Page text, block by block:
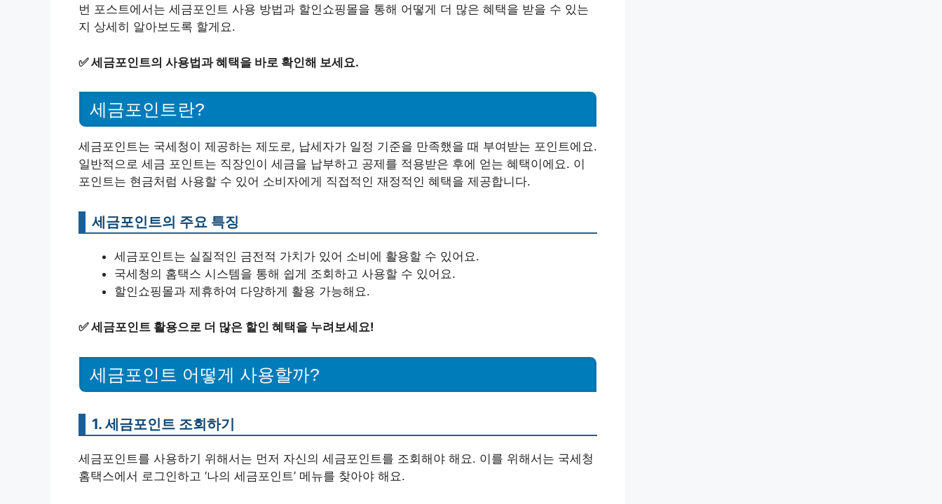
번 포스트에서는 세금포인트 사용 방법과 할인쇼핑몰을 통해 어떻게 더 많은 혜택을 받을 수 있는
지 상세히 알아보도록 할게요.
✅세금포인트의 사용법과 혜택을 바로 확인해 보세요.
세금포인트란?
세금포인트는 국세청이 제공하는 제도로, 납세자가 일정 기준을 만족했을 때 부여받는 포인트에요.
일반적으로 세금 포인트는 직장인이 세금을 납부하고 공제를 적용받은 후에 얻는 혜택이에요. 이
포인트는 현금처럼 사용할 수 있어 소비자에게 직접적인 재정적인 혜택을 제공합니다.
세금포인트의 주요 특징
세금포인트는 실질적인 금전적 가치가 있어 소비에 활용할 수 있어요.
국세청의 홈택스 시스템을 통해 쉽게 조회하고 사용할 수 있어요.
할인쇼핑몰과 제휴하여 다양하게 활용 가능해요.
✅세금포인트 활용으로 더 많은 할인 혜택을 누려보세요!
세금포인트 어떻게 사용할까?
1. 세금포인트 조회하기
세금포인트를 사용하기 위해서는 먼저 자신의 세금포인트를 조회해야 해요. 이를 위해서는 국세청
홈택스에서 로그인하고 ‘나의 세금포인트’ 메뉴를 찾아야 해요.